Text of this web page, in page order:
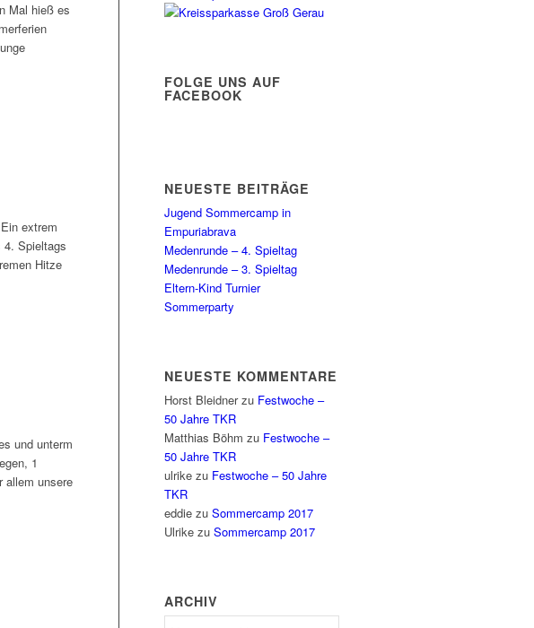
Mal hieß es
extrem
4. Spieltags
Hitze
und unterm
1
allem unsere
FOLGE UNS AUF
FACEBOOK
NEUESTE BEITRÄGE
Jugend Sommercamp in
Empuriabrava
Medenrunde – 4. Spieltag
Medenrunde – 3. Spieltag
Eltern-Kind Turnier
Sommerparty
NEUESTE KOMMENTARE
Horst Bleidnerzu Festwoche –
50 Jahre TKR
Matthias Böhm zu Festwoche –
50 Jahre TKR
ulrike zu Festwoche – 50 Jahre
TKR
eddie zuSommercamp 2017
Ulrike zuSommercamp 2017
ARCHIV